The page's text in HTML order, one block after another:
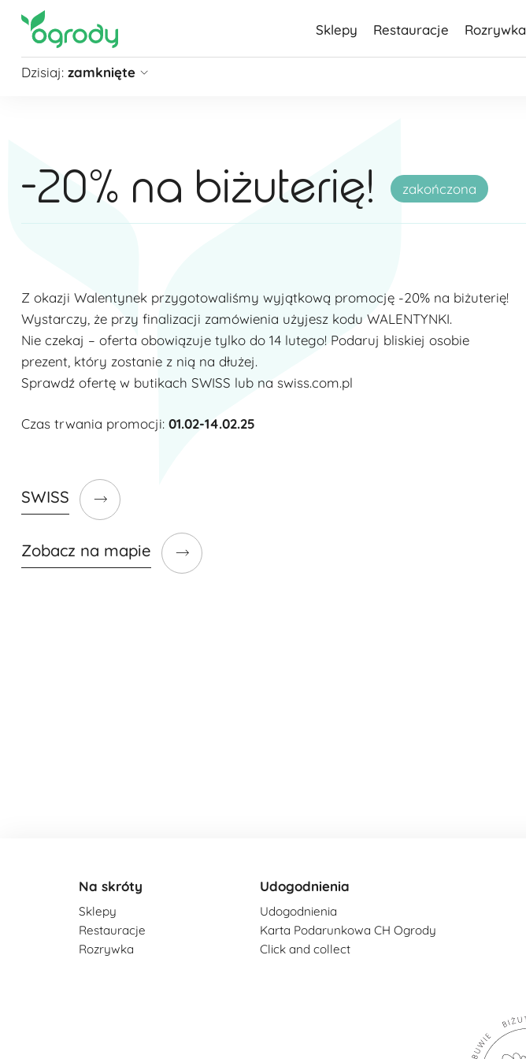
Sklepy Restauracje Rozrywka
Dzisiaj: zamknięte
zobacz więcej »
-20% na biżuterię! zakończona
Z okazji Walentynek przygotowaliśmy wyjątkową promocję -20% na biżuterię!
Wystarczy, że przy finalizacji zamówienia użyjesz kodu WALENTYNKI.
Nie czekaj – oferta obowiązuje tylko do 14 lutego! Podaruj bliskiej osobie
prezent, który zostanie z nią na dłużej.
Sprawdź ofertę w butikach SWISS lub na swiss.com.pl
Czas trwania promocji: 01.02-14.02.25
SWISS
Zobacz na mapie
Na skróty
Sklepy
Restauracje
Rozrywka
Udogodnienia
Udogodnienia
Karta Podarunkowa CH Ogrody
Click and collect